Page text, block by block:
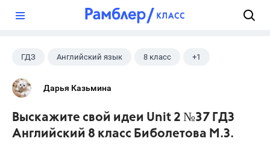
ГДЗ Английский язык 8 класс +1
Биболетова М. З.
Дарья Казьмина
Выскажите свой идеи Unit 2 №37 ГДЗ
Английский 8 класс Биболетова М.З.